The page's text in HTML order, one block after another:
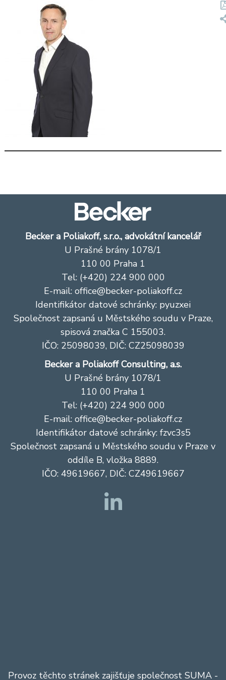
Becker a Poliakoff, s.r.o., advokátní kancelář
U Prašné brány 1078/1
110 00 Praha 1
Tel: (+420) 224 900 000
E-mail: office@becker-poliakoff.cz
Identifikátor datové schránky: pyuzxei
Společnost zapsaná u Městského soudu v Praze,
spisová značka C 155003.
IČO: 25098039, DIČ: CZ25098039
Becker a Poliakoff Consulting, a.s.
U Prašné brány 1078/1
110 00 Praha 1
Tel: (+420) 224 900 000
E-mail: office@becker-poliakoff.cz
Identifikátor datové schránky: fzvc3s5
Společnost zapsaná u Městského soudu v Praze v
oddíle B, vložka 8889.
IČO: 49619667, DIČ: CZ49619667
Provoz těchto stránek zajišťuje společnost SUMA -